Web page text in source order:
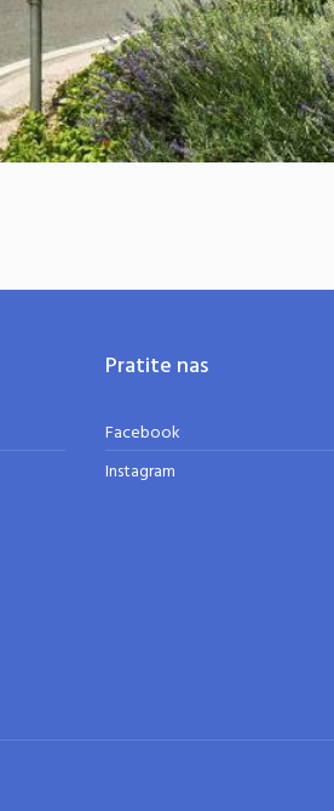
Pratite nas
Facebook
Instagram